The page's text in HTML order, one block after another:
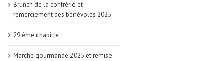
Brunch de la confrérie et
remerciement des bénévoles 2025
29 ème chapitre
Marche gourmande 2025 et remise